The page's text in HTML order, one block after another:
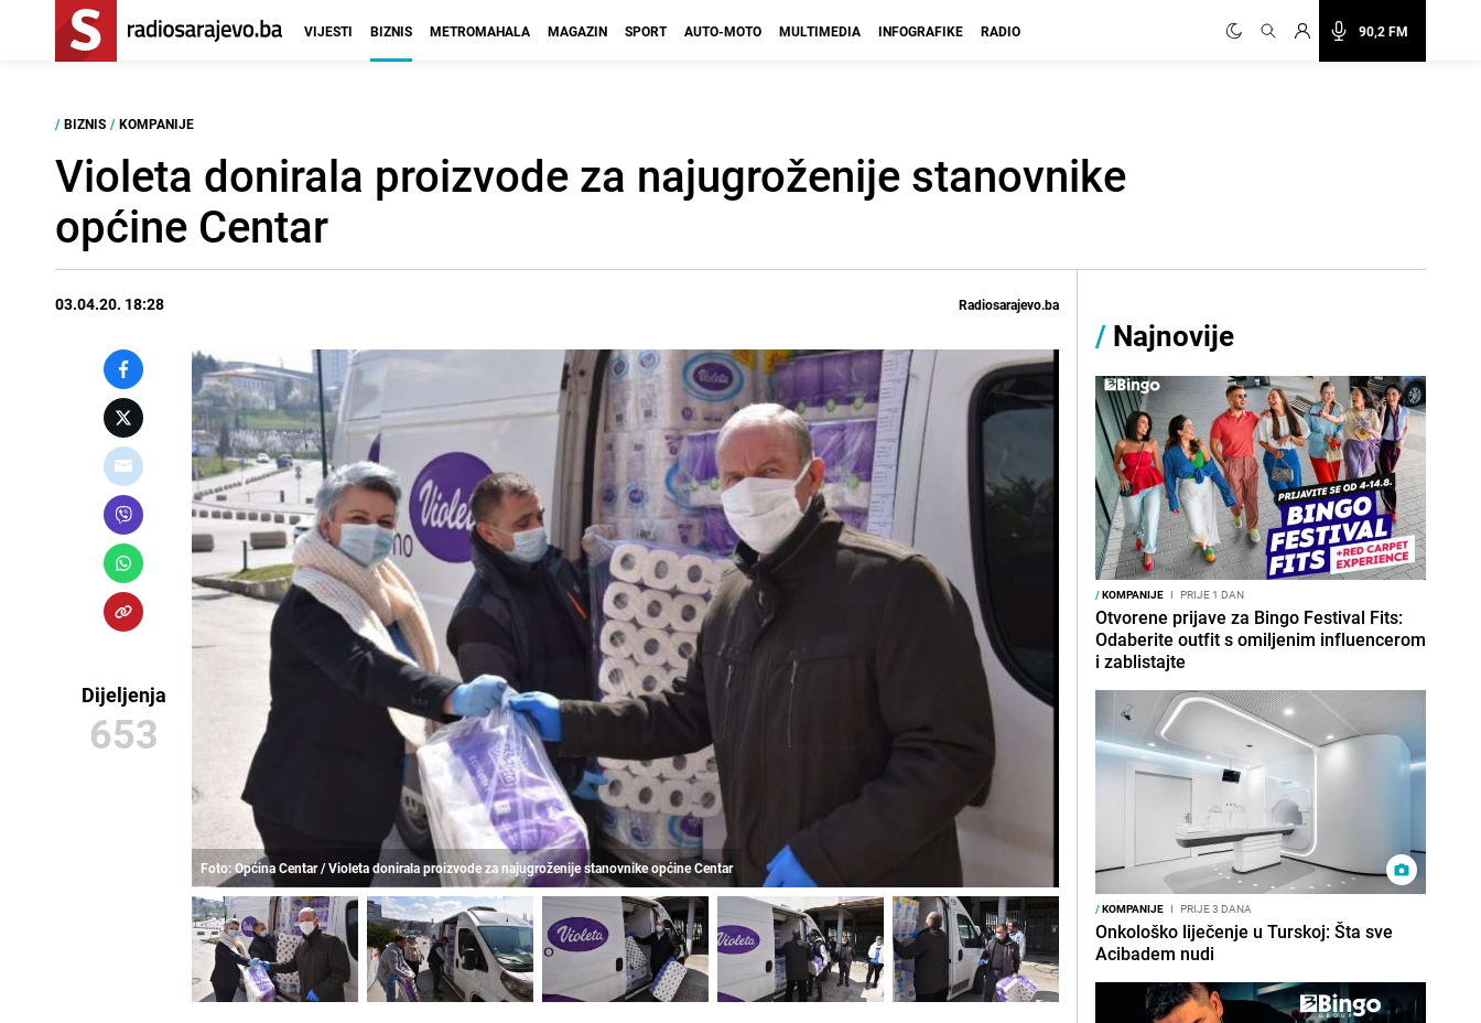
90,2 FM
VIJESTI BIZNIS METROMAHALA MAGAZIN SPORT AUTO-MOTO MULTIMEDIA INFOGRAFIKE RADIO
/ BIZNIS / KOMPANIJE
Violeta donirala proizvode za najugroženije stanovnike
općine Centar
03.04.20. 18:28 Radiosarajevo.ba
Dijeljenja
653
Foto: Općina Centar / Violeta donirala proizvode za najugroženije stanovnike općine Centar
/ Najnovije
/KOMPANIJE I PRIJE 1 DAN
Otvorene prijave za Bingo Festival Fits:
Odaberite outfit s omiljenim influencerom
i zablistajte
/KOMPANIJE I PRIJE 3 DANA
Onkološko liječenje u Turskoj: Šta sve
Acibadem nudi